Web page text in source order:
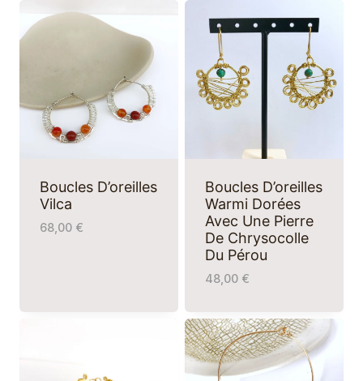
Boucles D’oreilles
Vilca
68,00 €
Boucles D’oreilles
Warmi Dorées
Avec Une Pierre
De Chrysocolle
Du Pérou
48,00 €